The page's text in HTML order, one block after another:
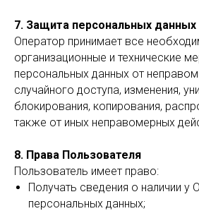
7. Защита персональных данных
Оператор принимает все
организационные и технические
персональных данных от
случайного доступа, изменения,
блокирования, копирования,
также от иных неправомерных
8. Права Пользователя
Пользователь имеет право:
Получать сведения о наличии у
персональных данных;